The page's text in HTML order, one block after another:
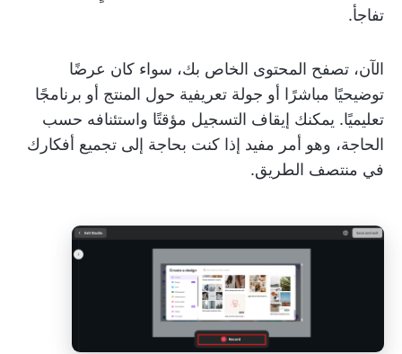
تفاجأ.
الآن، تصفح المحتوى الخاص بك، سواء كان عرضًا
توضيحيًا مباشرًا أو جولة تعريفية حول المنتج أو برنامجًا
تعليميًا. يمكنك إيقاف التسجيل مؤقتًا واستئنافه حسب
الحاجة، وهو أمر مفيد إذا كنت بحاجة إلى تجميع أفكارك
في منتصف الطريق.